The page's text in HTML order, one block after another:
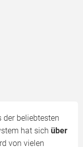
der beliebtesten
hat sich über
von vielen